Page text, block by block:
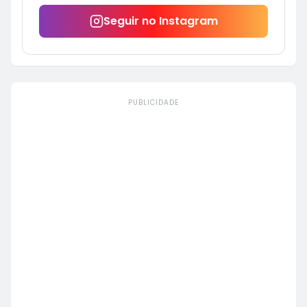
Seguir no Instagram
PUBLICIDADE